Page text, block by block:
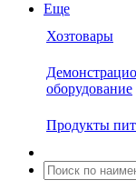
Еще
Хозтовары
оборудование
Продукты